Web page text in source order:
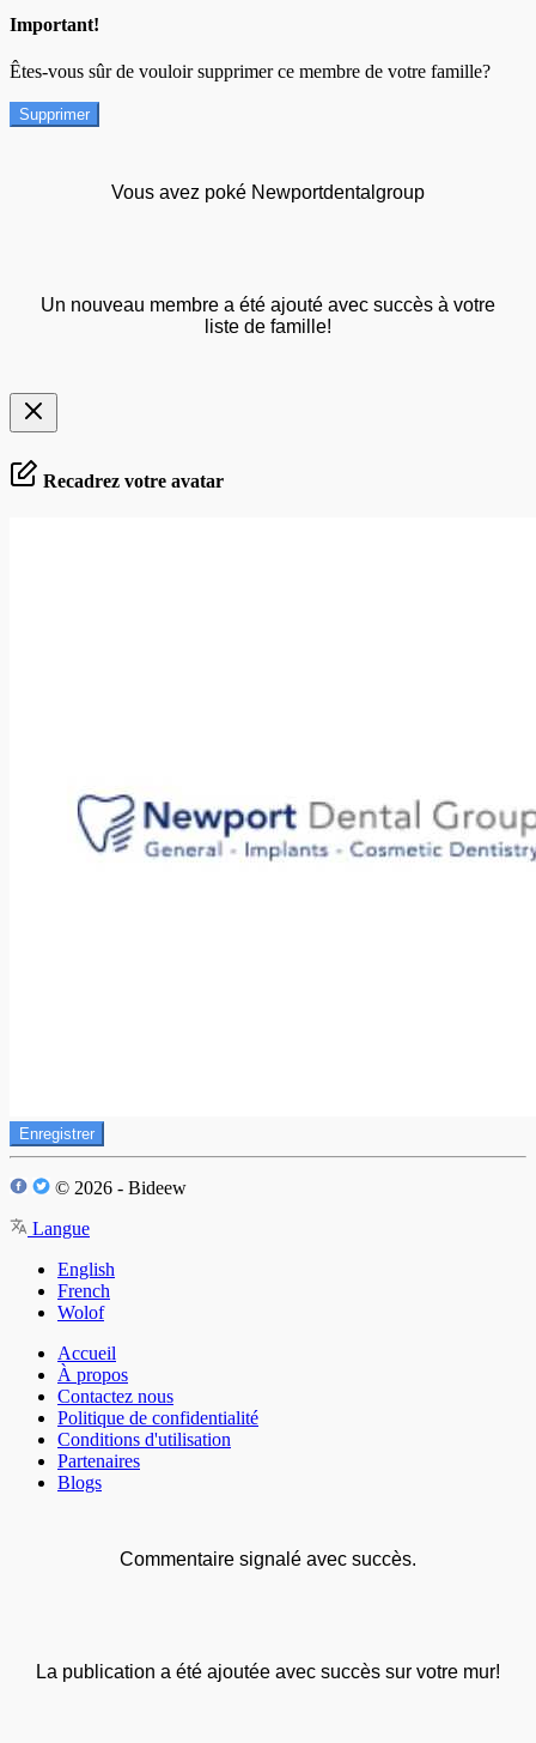
Important!
Êtes-vous sûr de vouloir supprimer ce membre de votre famille?
Supprimer
Vous avez poké Newportdentalgroup
Un nouveau membre a été ajouté avec succès à votre
liste de famille!
Recadrez votre avatar
Enregistrer
© 2026 - Bideew
Langue
English
French
Wolof
Accueil
À propos
Contactez nous
Politique de confidentialité
Conditions d'utilisation
Partenaires
Blogs
Commentaire signalé avec succès.
La publication a été ajoutée avec succès sur votre mur!